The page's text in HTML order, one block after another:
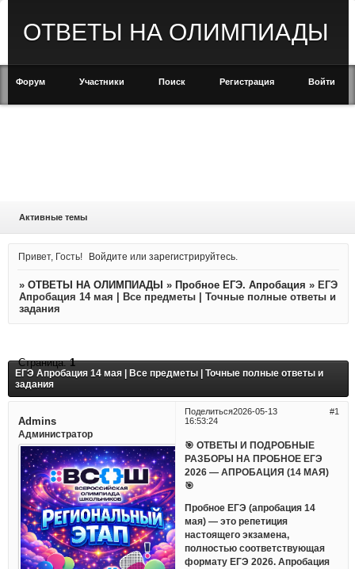
ОТВЕТЫ НА ОЛИМПИАДЫ
Форум Участники Поиск Регистрация Войти
Активные темы
Привет, Гость! Войдите илизарегистрируйтесь
» ОТВЕТЫ НА ОЛИМПИАДЫ » Пробное ЕГЭ. Апробация » ЕГЭ
Апробация 14 мая | Все предметы | Точные полные ответы и
задания
ЕГЭ Апробация 14 мая | Все предметы | Точные полные ответы и
задания
Страница:1
Поделиться 1
2026-05-13
16:53:24
Admins
Администратор
🎯 ОТВЕТЫ И ПОДРОБНЫЕ
РАЗБОРЫ НА ПРОБНОЕ ЕГЭ
2026 — АПРОБАЦИЯ (14 МАЯ)
🎯
Пробное ЕГЭ (апробация 14
мая) — это репетиция
настоящего экзамена,
полностью соответствующая
формату ЕГЭ 2026. Апробация